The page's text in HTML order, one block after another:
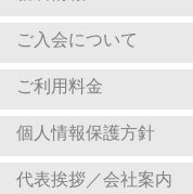
ご入会について
ご利用料金
個人情報保護方針
代表挨拶／会社案内